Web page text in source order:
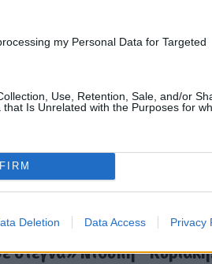
my Personal Data for Targeted
Use, Retention, Sale, and/or
Is Unrelated with the Purposes for
Deletion Data Access Privacy
Ημιτελικός: Το κουίζ έφερε
Ημιτελικός: Ο Τανιμανίδης
στεγνά» Ντούπη -